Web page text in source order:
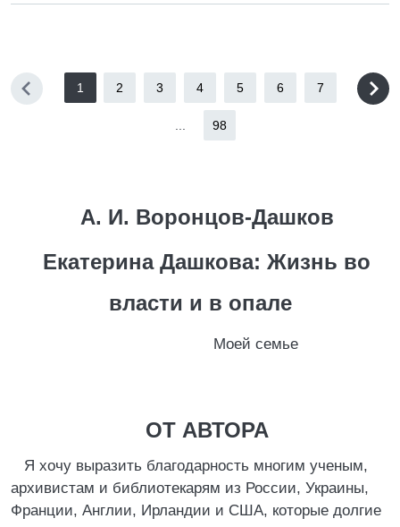
1 2 3 4 5 6 7
98
А. И. Воронцов-Дашков
Екатерина Дашкова: Жизнь во
власти и в опале
Моей семье
ОТ АВТОРА
Я хочу выразить благодарность многим ученым,
архивистам и библиотекарям из России, Украины,
Франции, Англии, Ирландии и США, которые долгие